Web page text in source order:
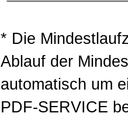
* Die
Ablauf der
automatisch um
PDF-SERVICE